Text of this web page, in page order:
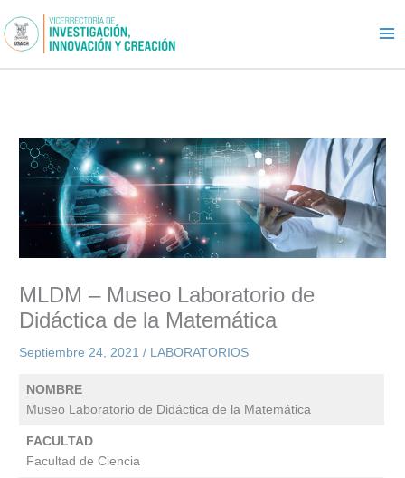
al
contenido
MLDM – Museo Laboratorio de
Didáctica de la Matemática
Septiembre 24, 2021/ LABORATORIOS
NOMBRE
Museo Laboratorio de Didáctica de la Matemática
FACULTAD
Facultad de Ciencia